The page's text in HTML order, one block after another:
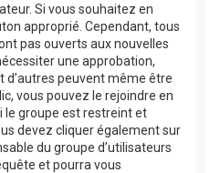
Si vous souhaitez en
approprié. Cependant, tous
pas ouverts aux nouvelles
une approbation,
d’autres peuvent même être
vous pouvez le rejoindre en
le groupe est restreint et
devez cliquer également sur
du groupe d’utilisateurs
et pourra vous